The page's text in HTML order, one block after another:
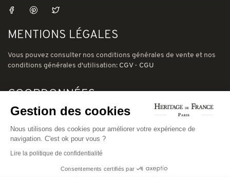
MENTIONS LÉGALES
Vous pouvez consulter nos conditions générales de vente et nos
conditions générales d'utilisation: CGV- CGU
COORDONNÉES
78 avenue de Suffren 75015 Paris
Phone: (00) 33 1 43 56 03 01
Email: david@heritage-de-france.net
Gestion des cookies
Nous utilisons des cookies pour améliorer votre expérience de
navigation. C'est ok pour vous ?
Lire la politique de confidentialité
Consentements certifiés par